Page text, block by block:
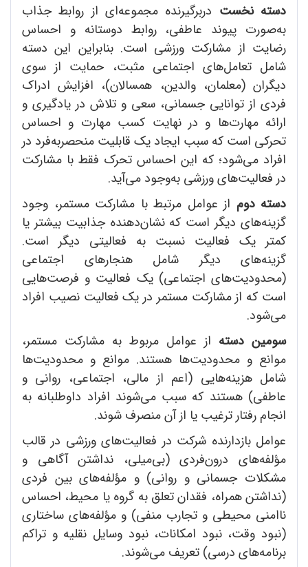
دسته نخست دربرگیرنده مجموعه‌ای از روابط جذاب
به‌صورت پیوند عاطفی، روابط دوستانه و احساس
رضایت از مشارکت ورزشی است. بنابراین این دسته
شامل تعامل‌های اجتماعی مثبت، حمایت از سوی
دیگران (معلمان، والدین، همسالان)، افزایش ادراک
فردی از توانایی جسمانی، سعی و تلاش در یادگیری و
ارائه مهارت‌ها و در نهایت کسب مهارت و احساس
تحرکی است که سبب ایجاد یک قابلیت منحصربه‌فرد در
افراد می‌شود؛ که این احساس تحرک فقط با مشارکت
در فعالیت‌های ورزشی به‌وجود می‌آید.
دسته دوم از عوامل مرتبط با مشارکت مستمر، وجود
گزینه‌های دیگر است که نشان‌دهنده جذابیت بیشتر یا
کمتر یک فعالیت نسبت به فعالیتی دیگر است.
گزینه‌های دیگر شامل هنجارهای اجتماعی
(محدودیت‌های اجتماعی) یک فعالیت و فرصت‌هایی
است که از مشارکت مستمر در یک فعالیت نصیب افراد
می‌شود.
سومین دسته از عوامل مربوط به مشارکت مستمر،
موانع و محدودیت‌ها هستند. موانع و محدودیت‌ها
شامل هزینه‌هایی (اعم از مالی، اجتماعی، روانی و
عاطفی) هستند که سبب می‌شوند افراد داوطلبانه به
انجام رفتار ترغیب یا از آن منصرف شوند.
عوامل بازدارنده شرکت در فعالیت‌های ورزشی در قالب
مؤلفه‌های درون‌فردی (بی‌میلی، نداشتن آگاهی و
مشکلات جسمانی و روانی) و مؤلفه‌های بین فردی
(نداشتن همراه، فقدان تعلق به گروه یا محیط، احساس
ناامنی محیطی و تجارب منفی) و مؤلفه‌های ساختاری
(نبود وقت، نبود امکانات، نبود وسایل نقلیه و تراکم
برنامه‌های درسی) تعریف می‌شوند.